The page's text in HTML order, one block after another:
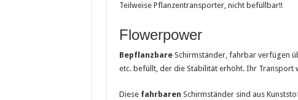
Teilweise Pflanzentransporter, nicht befüllbar!!
Flowerpower
Bepflanzbare Schirmständer, fahrbar verfügen
etc. befüllt, der die Stabilität erhöht. Ihr Transport
Diese fahrbaren Schirmständer sind aus